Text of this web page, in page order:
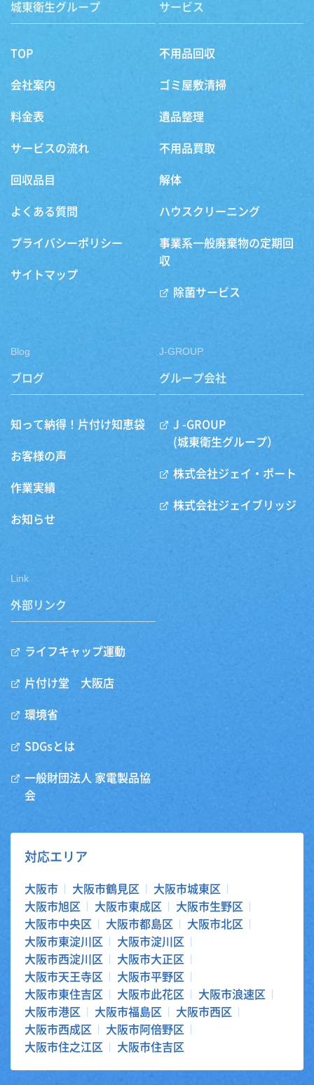
城東衛生グループ
TOP
会社案内
料金表
サービスの流れ
回収品目
よくある質問
プライバシーポリシー
サイトマップ
サービス
不用品回収
ゴミ屋敷清掃
遺品整理
不用品買取
解体
ハウスクリーニング
事業系一般廃棄物の定期回
収
除菌サービス
Blog
ブログ
知って納得！片付け知恵袋
お客様の声
作業実績
お知らせ
J-GROUP
グループ会社
J -GROUP
(城東衛生グループ）
株式会社ジェイ・ポート
株式会社ジェイブリッジ
Link
外部リンク
ライフキャップ運動
片付け堂 大阪店
環境省
SDGsとは
一般財団法人 家電製品協
会
対応エリア
大阪市 大阪市鶴見区
大阪市城東区
大阪市旭区
大阪市東成区
大阪市生野区
大阪市中央区
大阪市都島区
大阪市北区
大阪市東淀川区
大阪市淀川区
大阪市西淀川区
大阪市大正区
大阪市天王寺区
大阪市平野区
大阪市東住吉区
大阪市此花区
大阪市浪速区
大阪市港区
大阪市福島区
大阪市西区
大阪市西成区
大阪市阿倍野区
大阪市住之江区
大阪市住吉区